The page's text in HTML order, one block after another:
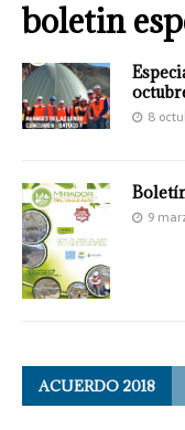
boletin
8
9
ACUERDO 2018